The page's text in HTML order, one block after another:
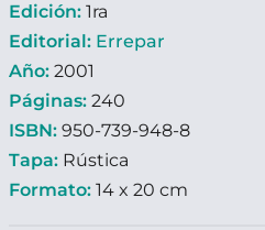
Edición: 1ra
Editorial: Errepar
Año: 2001
Páginas: 240
ISBN: 950-739-948-8
Tapa: Rústica
Formato: 14 x 20 cm